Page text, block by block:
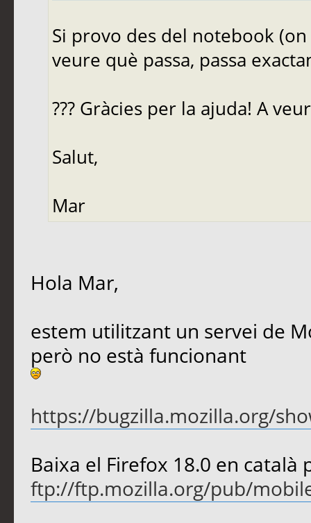
Si provo des del notebook
veure què passa, passa
??? Gràcies per la ajuda! A
Salut,
Mar
Hola Mar,
estem utilitzant un servei de
però no està funcionant
https://bugzilla.mozilla.org/
Baixa el Firefox 18.0 en català
ftp://ftp.mozilla.org/pub/